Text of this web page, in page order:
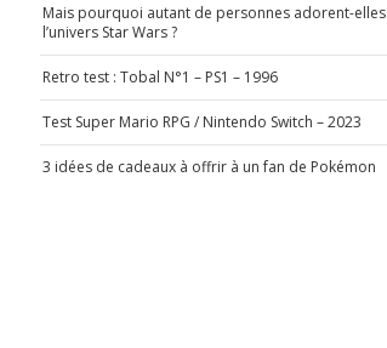
Mais pourquoi autant de personnes adorent-elles
l’univers Star Wars ?
Retro test : Tobal N°1 – PS1 – 1996
Test Super Mario RPG / Nintendo Switch – 2023
3 idées de cadeaux à offrir à un fan de Pokémon